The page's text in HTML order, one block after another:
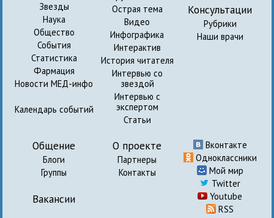
Звезды
Наука
Общество
События
Статистика
Фармация
Новости МЕД-инфо
Календарь событий
Острая тема
Видео
Инфографика
Интерактив
История читателя
Интервью со
звездой
Интервью с
экспертом
Статьи
Консультации
Рубрики
Наши врачи
Общение
Блоги
Группы
Вакансии
О проекте
Партнеры
Контакты
Вконтакте
Одноклассники
Мой мир
Twitter
Youtube
RSS